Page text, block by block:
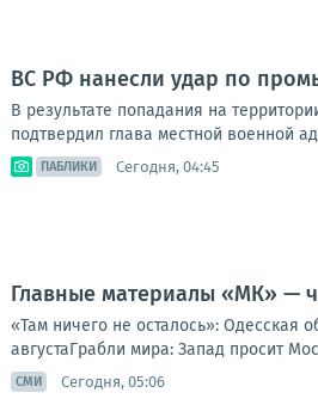
ВС РФ нанесли удар по
В результате попадания на
подтвердил глава местной военной
ПАБЛИКИ Сегодня, 04:45
Главные материалы «МК» —
«Там ничего не осталось»: Одесская
августаГрабли мира: Запад просит
СМИ Сегодня, 05:06